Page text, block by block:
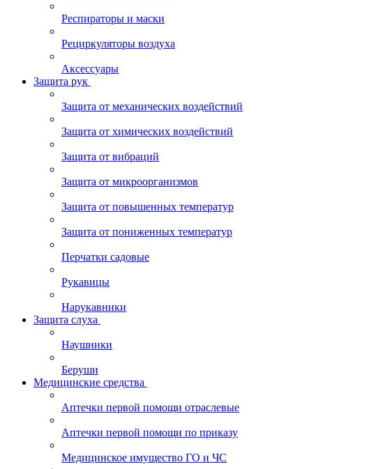
Респираторы и маски
Рециркуляторы воздуха
Аксессуары
Защита рук
Защита от механических воздействий
Защита от химических воздействий
Защита от вибраций
Защита от микроорганизмов
Защита от повышенных температур
Защита от пониженных температур
Перчатки садовые
Рукавицы
Нарукавники
Защита слуха
Наушники
Беруши
Медицинские средства
Аптечки первой помощи отраслевые
Аптечки первой помощи по приказу
Медицинское имущество ГО и ЧС